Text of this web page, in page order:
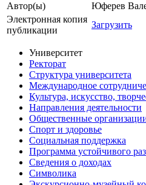
Автор(ы)
Юферев
Электронная копия
публикации
Загрузить
Университет
Ректорат
Структура университета
Международное
Культура, искусство,
Направления деятельности
Общественные
Спорт и здоровье
Социальная поддержка
Программа устойчивого
Сведения о доходах
Символика